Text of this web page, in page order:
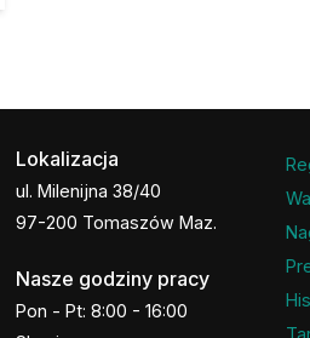
Lokalizacja
ul. Milenijna 38/40
97-200 Tomaszów Maz.
Nasze godziny pracy
Pon - Pt: 8:00 - 16:00